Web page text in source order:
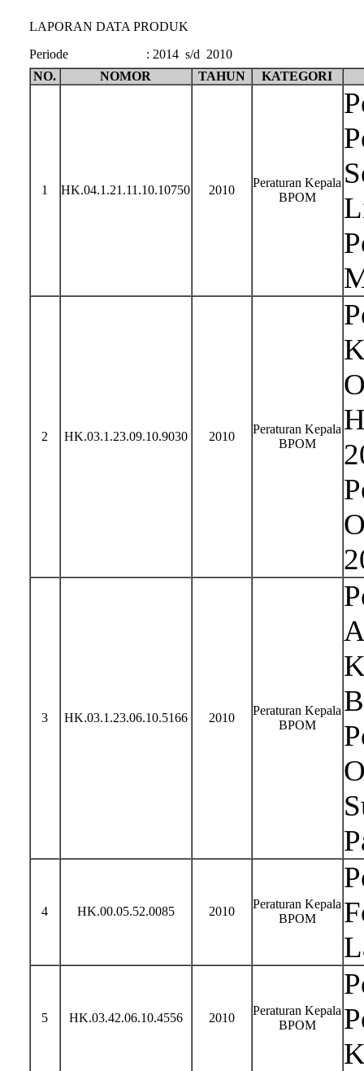
LAPORAN DATA PRODUK
Periode
: 2014 s/d 2010
NO.
NOMOR TAHUN KATEGORI
1 HK.04.1.21.11.10.10750 2010
Peraturan Kepala
BPOM
2 HK.03.1.23.09.10.9030 2010
Peraturan Kepala
BPOM
3 HK.03.1.23.06.10.5166 2010
Peraturan Kepala
BPOM
4 HK.00.05.52.0085 2010
Peraturan Kepala
BPOM
5 HK.03.42.06.10.4556 2010
Peraturan Kepala
BPOM